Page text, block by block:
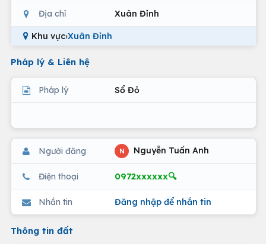
Địa chỉ Xuân Đỉnh
Khu vực›Xuân Đỉnh
Pháp lý & Liên hệ
Pháp lý Sổ Đỏ
Người đăng N Nguyễn Tuấn Anh
Điện thoại 0972xxxxxx🔍
Nhắn tin Đăng nhập để nhắn tin
Thông tin đất